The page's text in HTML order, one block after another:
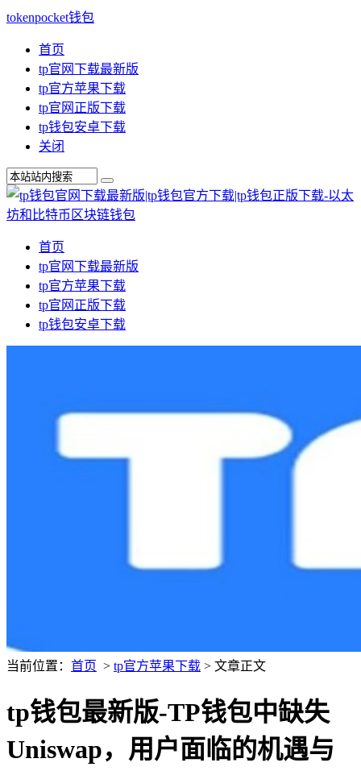
tokenpocket钱包
首页
tp官网下载最新版
tp官方苹果下载
tp官网正版下载
tp钱包安卓下载
关闭
首页
tp官网下载最新版
tp官方苹果下载
tp官网正版下载
tp钱包安卓下载
当前位置： 首页 > tp官方苹果下载 > 文章正文
tp钱包最新版-TP钱包中缺失
Uniswap，用户面临的机遇与